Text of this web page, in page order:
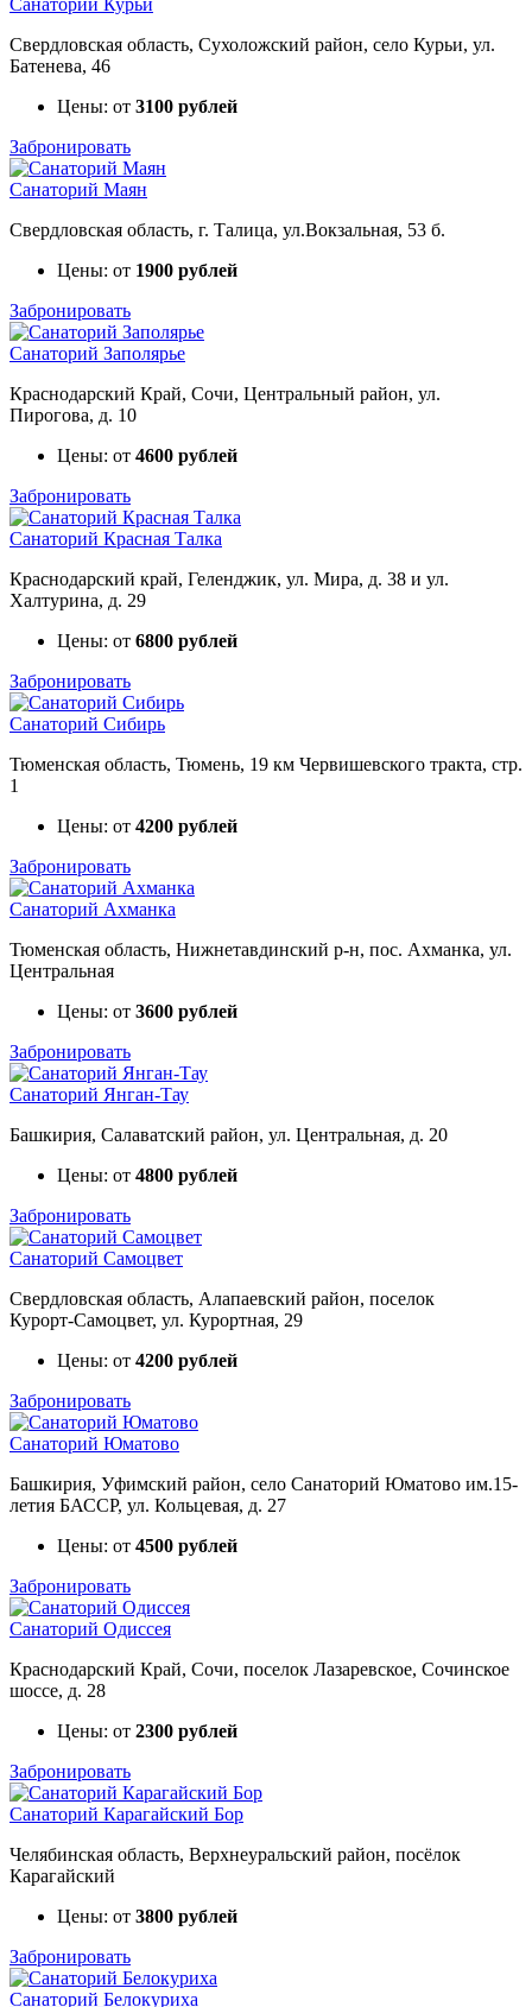
Свердловская область, Сухоложский район, село Курьи, ул.
Батенева, 46
Цены: от 3100 рублей
Забронировать
Санаторий Маян
Свердловская область, г. Талица, ул.Вокзальная, 53 б.
Цены: от 1900 рублей
Забронировать
Санаторий Заполярье
Краснодарский Край, Сочи, Центральный район, ул.
Пирогова, д. 10
Цены: от 4600 рублей
Забронировать
Санаторий Красная Талка
Краснодарский край, Геленджик, ул. Мира, д. 38 и ул.
Халтурина, д. 29
Цены: от 6800 рублей
Забронировать
Санаторий Сибирь
Тюменская область, Тюмень, 19 км Червишевского тракта, стр.
1
Цены: от 4200 рублей
Забронировать
Санаторий Ахманка
Тюменская область, Нижнетавдинский р-н, пос. Ахманка, ул.
Центральная
Цены: от 3600 рублей
Забронировать
Санаторий Янган-Тау
Башкирия, Салаватский район, ул. Центральная, д. 20
Цены: от 4800 рублей
Забронировать
Санаторий Самоцвет
Свердловская область, Алапаевский район, поселок
Курорт‑Самоцвет, ул. Курортная, 29
Цены: от 4200 рублей
Забронировать
Санаторий Юматово
Башкирия, Уфимский район, село Санаторий Юматово им.15-
летия БАССР, ул. Кольцевая, д. 27
Цены: от 4500 рублей
Забронировать
Санаторий Одиссея
Краснодарский Край, Сочи, поселок Лазаревское, Сочинское
шоссе, д. 28
Цены: от 2300 рублей
Забронировать
Санаторий Карагайский Бор
Челябинская область, Верхнеуральский район, посёлок
Карагайский
Цены: от 3800 рублей
Забронировать
Санаторий Белокуриха